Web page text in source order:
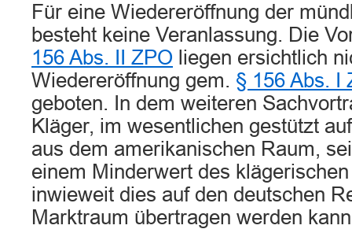
Für eine Wiedereröffnung der
besteht keine Veranlassung. Die
156 Abs. II ZPO liegen ersichtlich
Wiedereröffnung gem. § 156 Abs. I
geboten. In dem weiteren
Kläger, im wesentlichen gestützt
aus dem amerikanischen Raum,
einem Minderwert des
inwieweit dies auf den deutschen
Marktraum übertragen werden